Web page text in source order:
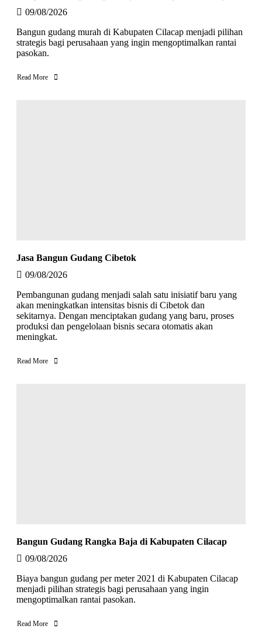
09/08/2026
Bangun gudang murah di Kabupaten Cilacap menjadi pilihan
strategis bagi perusahaan yang ingin mengoptimalkan rantai
pasokan.
Read More
Jasa Bangun Gudang Cibetok
09/08/2026
Pembangunan gudang menjadi salah satu inisiatif baru yang
akan meningkatkan intensitas bisnis di Cibetok dan
sekitarnya. Dengan menciptakan gudang yang baru, proses
produksi dan pengelolaan bisnis secara otomatis akan
meningkat.
Read More
Bangun Gudang Rangka Baja di Kabupaten Cilacap
09/08/2026
Biaya bangun gudang per meter 2021 di Kabupaten Cilacap
menjadi pilihan strategis bagi perusahaan yang ingin
mengoptimalkan rantai pasokan.
Read More